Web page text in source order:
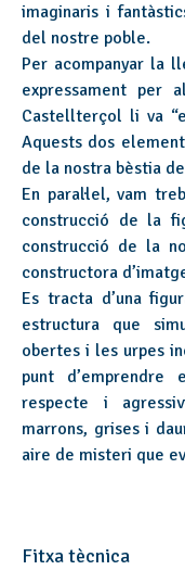
imaginaris i
del nostre poble.
Per acompanyar la
expressament per
Castellterçol li va
Aquests dos
de la nostra bèstia
En paral·lel, vam
construcció de la
construcció de la
constructora
Es tracta d’una
estructura que
obertes i les urpes
punt
respecte i
marrons, grises i
aire de misteri que
Fitxa tècnica